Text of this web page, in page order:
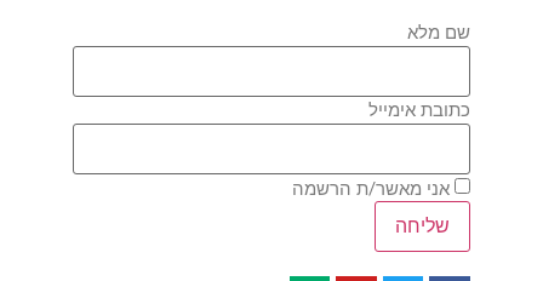
שם מלא
כתובת אימייל
אני מאשר/ת הרשמה